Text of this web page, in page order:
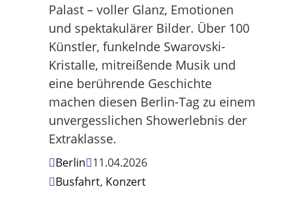
Palast – voller Glanz, Emotionen
und spektakulärer Bilder. Über 100
Künstler, funkelnde Swarovski-
Kristalle, mitreißende Musik und
eine berührende Geschichte
machen diesen Berlin-Tag zu einem
unvergesslichen Showerlebnis der
Extraklasse.
Berlin 11.04.2026
Busfahrt, Konzert